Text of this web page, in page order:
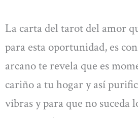
La carta del tarot del amor
para esta oportunidad, es con
arcano te revela que es
cariño a tu hogar y así
vibras y para que no suceda